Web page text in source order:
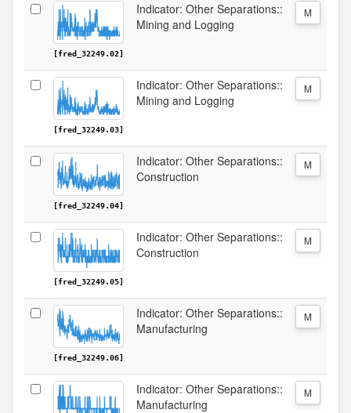
[fred_32249.02]
Indicator: Other Separations::
Mining and Logging
M
[fred_32249.03]
Indicator: Other Separations::
Mining and Logging
M
[fred_32249.04]
Indicator: Other Separations::
Construction
M
[fred_32249.05]
Indicator: Other Separations::
Construction
M
[fred_32249.06]
Indicator: Other Separations::
Manufacturing
M
Indicator: Other Separations::
Manufacturing
M